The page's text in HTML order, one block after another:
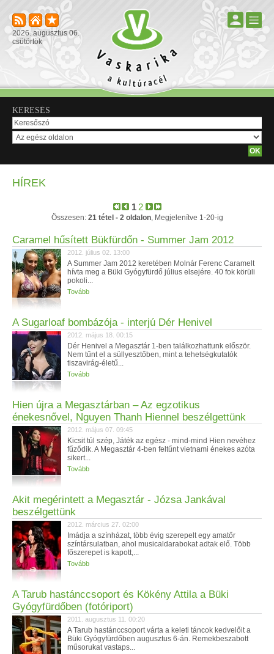
2026. augusztus 06.
csütörtök
KERESÉS
HÍREK
1 2
Összesen: 21 tétel - 2 oldalon, Megjelenítve 1-20-ig
Caramel hűsített Bükfürdőn - Summer Jam 2012
2012. július 02. 13:00
A Summer Jam 2012 keretében Molnár Ferenc Caramelt
hívta meg a Büki Gyógyfürdő július elsejére. 40 fok körüli
pokoli...
Tovább
A Sugarloaf bombázója - interjú Dér Henivel
2012. május 18. 00:15
Dér Henivel a Megasztár 1-ben találkozhattunk először.
Nem tűnt el a süllyesztőben, mint a tehetségkutatók
tiszavirág-életű...
Tovább
Hien újra a Megasztárban – Az egzotikus
énekesnővel, Nguyen Thanh Hiennel beszélgettünk
2012. május 07. 09:45
Kicsit túl szép, Játék az egész - mind-mind Hien nevéhez
fűződik. A Megasztár 4-ben feltűnt vietnami énekes azóta
sikert...
Tovább
Akit megérintett a Megasztár - Józsa Jankával
beszélgettünk
2012. március 27. 02:00
Imádja a színházat, több évig szerepelt egy amatőr
színtársulatban, ahol musicaldarabokat adtak elő. Több
főszerepet is kapott,...
Tovább
A Tarub hastánccsoport és Kökény Attila a Büki
Gyógyfürdőben (fotóriport)
2011. augusztus 11. 00:20
A Tarub hastánccsoport várta a keleti táncok kedvelőit a
Büki Gyógyfürdőben augusztus 6-án. Remekbeszabott
műsorukat vastaps...